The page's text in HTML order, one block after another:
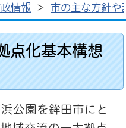
情報 > 市の主な方針や
点化基本構想
公園を鉾田市にと